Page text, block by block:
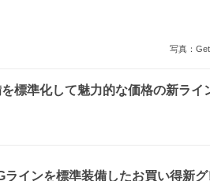
写真：
標準化して魅力的な価格の新ライ
ラインを標準装備したお買い得新